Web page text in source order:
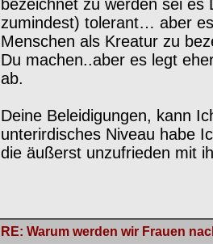
bezeichnet zu werden sei es
zumindest) tolerant… aber
Menschen als Kreatur zu
Du machen..aber es legt
ab.
Deine Beleidigungen, kann
unterirdisches Niveau habe
die äußerst unzufrieden mit
RE: Warum werden wir Frauen